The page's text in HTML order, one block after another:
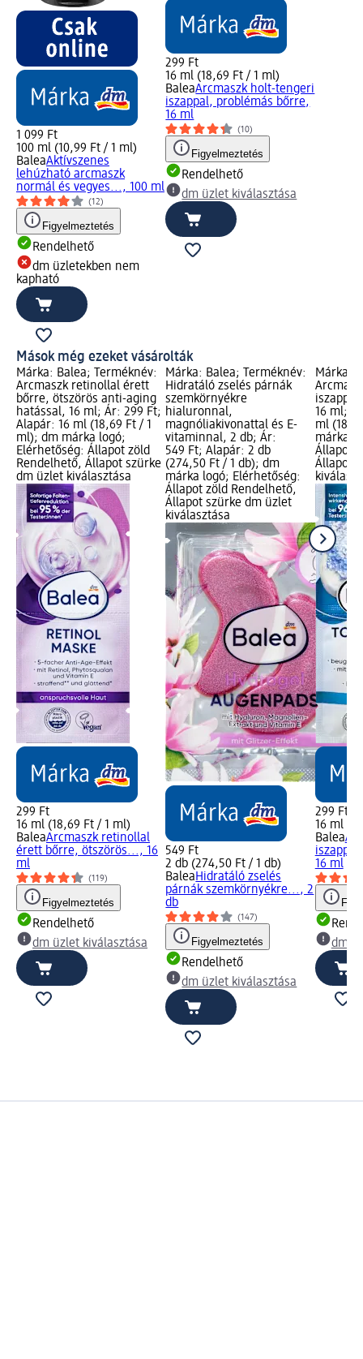
1 099 Ft
100 ml (10,99 Ft / 1 ml)
BaleaAktívszenes
lehúzható arcmaszk
normál és vegyes..., 100 ml
(12)
Figyelmeztetés
Rendelhető
dm üzletekben nem
kapható
299 Ft
16 ml (18,69 Ft / 1 ml)
BaleaArcmaszk holt-tengeri
iszappal, problémás bőrre,
16 ml
(10)
Figyelmeztetés
Rendelhető
dm üzlet kiválasztása
Mások még ezeket vásárolták
Márka: Balea; Terméknév:
Arcmaszk retinollal érett
bőrre, ötszörös anti-aging
hatással, 16 ml; Ár: 299 Ft;
Alapár: 16 ml (18,69 Ft / 1
ml); dm márka logó;
Elérhetőség: Állapot zöld
Rendelhető, Állapot szürke
dm üzlet kiválasztása
299 Ft
16 ml (18,69 Ft / 1 ml)
BaleaArcmaszk retinollal
érett bőrre, ötszörös..., 16
ml
(119)
Figyelmeztetés
Rendelhető
dm üzlet kiválasztása
Márka: Balea; Terméknév:
Hidratáló zselés párnák
szemkörnyékre
hialuronnal,
magnóliakivonattal és E-
vitaminnal, 2 db; Ár:
549 Ft; Alapár: 2 db
(274,50 Ft / 1 db); dm
márka logó; Elérhetőség:
Állapot zöld Rendelhető,
Állapot szürke dm üzlet
kiválasztása
549 Ft
2 db (274,50 Ft / 1 db)
BaleaHidratáló zselés
párnák szemkörnyékre..., 2
db
(147)
Figyelmeztetés
Rendelhető
dm üzlet kiválasztása
Márka:
16 ml;
ml
márka
Állapot
Állapot
299 Ft
16 ml
Balea
16 ml
dm